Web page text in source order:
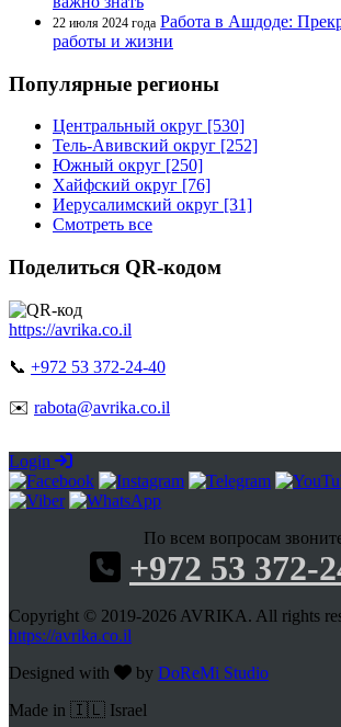
22 июля 2024 года Работа в Ашдоде:
работы и жизни
Популярные регионы
Центральный округ [530]
Тель-Авивский округ [252]
Южный округ [250]
Хайфский округ [76]
Иерусалимский округ [31]
Смотреть все
Поделиться QR-кодом
https://avrika.co.il
📞 +972 53 372-24-40
✉️ rabota@avrika.co.il
Login
По всем вопросам
+972 53 372-
Copyright © 2019-2026 AVRIKA. All rights
https://avrika.co.il
Designed with
by DoReMi Studio
Made in 🇮🇱 Israel